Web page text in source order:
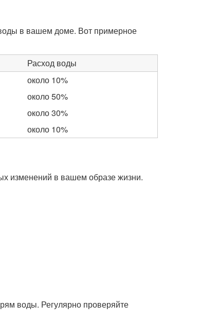
в вашем доме. Вот примерное
Расход воды
около 10%
около 50%
около 30%
около 10%
изменений в вашем образе жизни.
воды. Регулярно проверяйте